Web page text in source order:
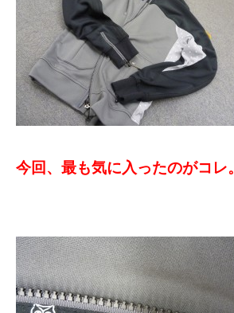
今回、最も気に入ったのがコレ。